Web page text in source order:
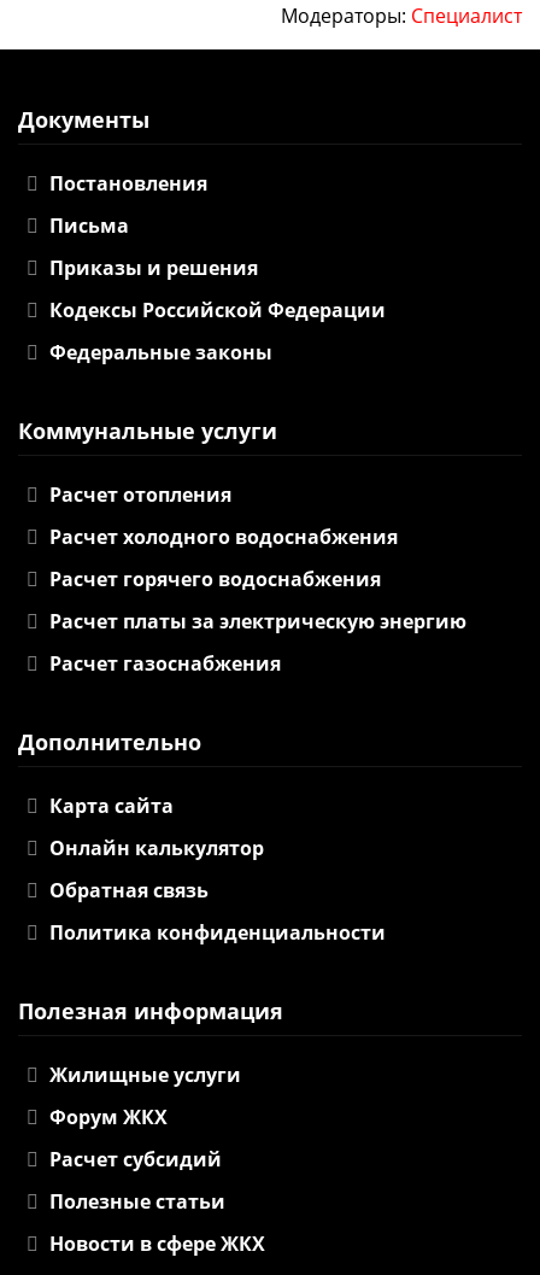
Модераторы: Специалист
Документы
Постановления
Письма
Приказы и решения
Кодексы Российской Федерации
Федеральные законы
Коммунальные услуги
Расчет отопления
Расчет холодного водоснабжения
Расчет горячего водоснабжения
Расчет платы за электрическую энергию
Расчет газоснабжения
Дополнительно
Карта сайта
Онлайн калькулятор
Обратная связь
Политика конфиденциальности
Полезная информация
Жилищные услуги
Форум ЖКХ
Расчет субсидий
Полезные статьи
Новости в сфере ЖКХ